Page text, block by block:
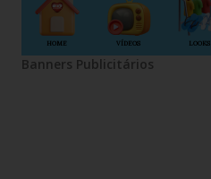
HOME VÍDEOS LOOKS
Banners Publicitários